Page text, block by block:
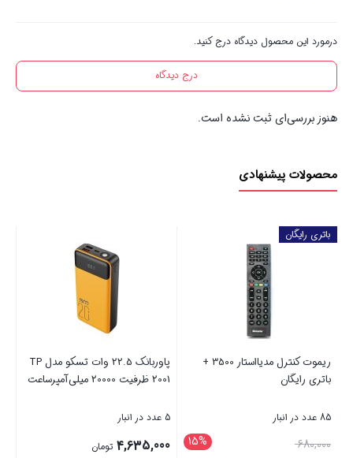
درمورد این محصول دیدگاه درج کنید.
درج دیدگاه
هنوز بررسی‌ای ثبت نشده است.
محصولات پیشنهادی
ریموت کنترل مدیااستار 3500 +
باتری رایگان
85 عدد در انبار
15% 680,000قیمت
باتری رایگان
پاوربانک 22.5 وات تسکو مدل TP
2001 ظرفیت 20000 میلی‌آمپرساعت
5 عدد در انبار
4,635,000 تومان